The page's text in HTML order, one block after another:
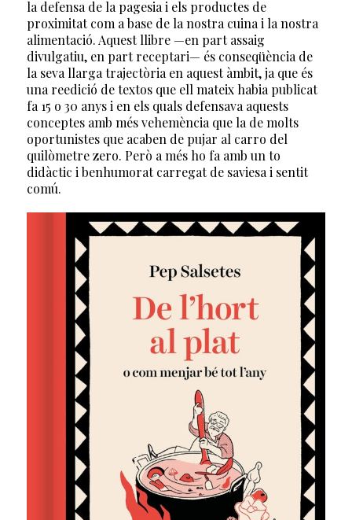
la defensa de la pagesia i els productes de
proximitat com a base de la nostra cuina i la nostra
alimentació. Aquest llibre —en part assaig
divulgatiu, en part receptari— és conseqüència de
la seva llarga trajectòria en aquest àmbit, ja que és
una reedició de textos que ell mateix habia publicat
fa 15 o 30 anys i en els quals defensava aquests
conceptes amb més vehemència que la de molts
oportunistes que acaben de pujar al carro del
quilòmetre zero. Però a més ho fa amb un to
didàctic i benhumorat carregat de saviesa i sentit
comú.